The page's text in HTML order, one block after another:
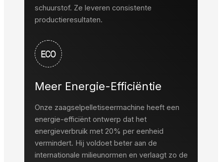
schuurstof. Ze leveren consistente
productieresultaten.
Meer Energie-Efficiëntie
Onze zaagselpelletiseermachine heeft een
energie-efficiënt ontwerp dat het
energieverbruik met 20% per eenheid
vermindert. Hij voldoet beter aan de
internationale milieunormen en verlaagt zo de